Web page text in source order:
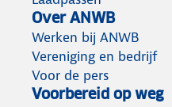
Over ANWB
Werken bij ANWB
Vereniging en bedrijf
Voor de pers
Voorbereid op weg